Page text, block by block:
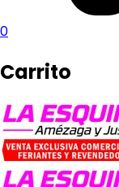
0
Carrito